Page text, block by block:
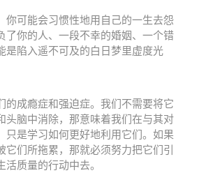
你可能会习惯性地用自己的一生去怨
了你的人、一段不幸的婚姻、一个错
是陷入遥不可及的白日梦里虚度光
成瘾症和强迫症。 我们不需要将它
头脑中消除，那意味着我们在与其对
只是学习如何更好地利用它们。如果
它们所拖累，那就必须努力把它们引
质量的行动中去。